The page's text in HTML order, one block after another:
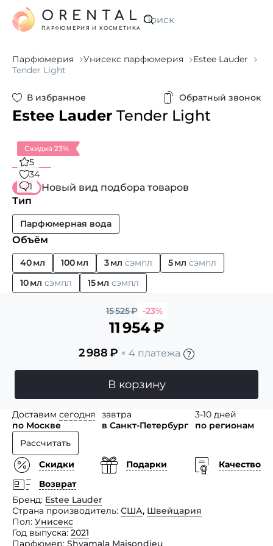
Искать
ORENTAL
ПАРФЮМЕРИЯ И КОСМЕТИКА
Парфюмерия Унисекс парфюмерия
Estee Lauder
Tender Light
В избранное Обратный звонок
Estee Lauder Tender Light
Скидка 23%
5
34
1
Новый вид подбора товаров
Тип
Парфюмерная вода
Объём
40 мл 100 мл 3 мл сэмпл 5 мл сэмпл
10 мл сэмпл 15 мл сэмпл
15 525₽ -23%
11 954₽
2 988₽ × 4 платежа
В корзину
Доставим сегодня
по Москве
завтра
в Санкт-Петербург
3-10 дней
по регионам
Рассчитать
Скидки
Подарки
Качество
Возврат
Бренд Estee Lauder
Страна производитель США, Швейцария
Пол Унисекс
Год выпуска 2021
Парфюмер Shyamala Maisondieu